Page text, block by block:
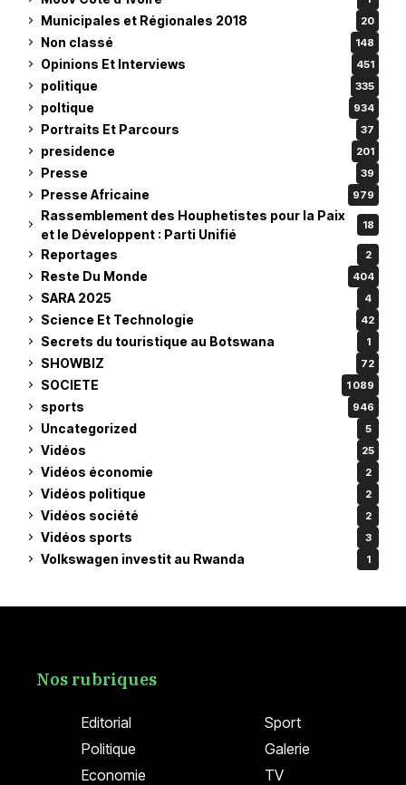
Municipales et Régionales 2018 20
Non classé 148
Opinions Et Interviews 451
politique 335
poltique 934
Portraits Et Parcours 37
presidence 201
Presse 39
Presse Africaine 979
Rassemblement des Houphetistes pour la Paix
et le Développent : Parti Unifié
18
Reportages 2
Reste Du Monde 404
SARA 2025 4
Science Et Technologie 42
Secrets du touristique au Botswana 1
SHOWBIZ 72
SOCIETE 1 089
sports 946
Uncategorized 5
Vidéos 25
Vidéos économie 2
Vidéos politique 2
Vidéos société 2
Vidéos sports 3
Volkswagen investit au Rwanda 1
Editorial
Politique
Economie
Sport
Galerie
TV
Nos rubriques